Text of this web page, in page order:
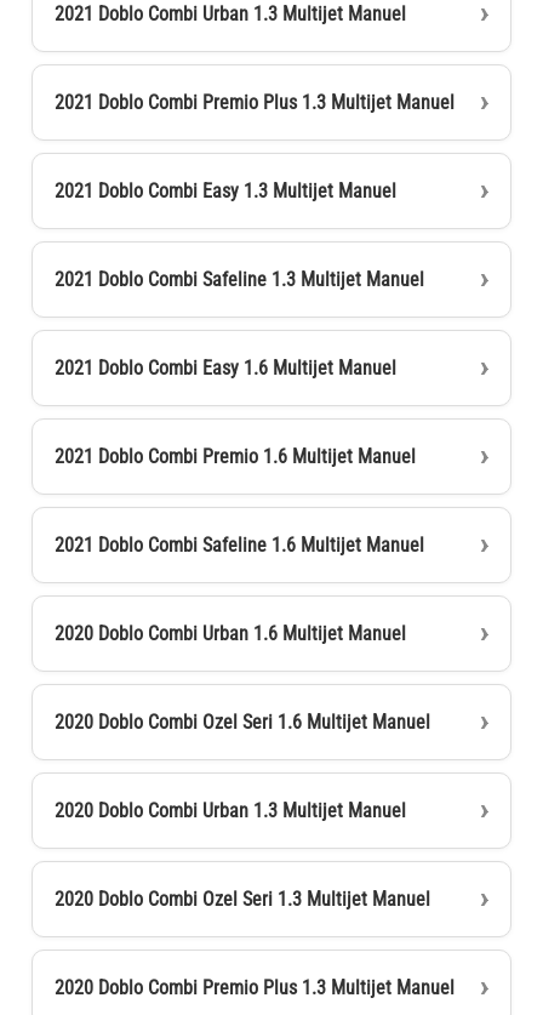
2021 Doblo Combi Urban 1.3 Multijet Manuel
2021 Doblo Combi Premio Plus 1.3 Multijet Manuel
2021 Doblo Combi Easy 1.3 Multijet Manuel
2021 Doblo Combi Safeline 1.3 Multijet Manuel
2021 Doblo Combi Easy 1.6 Multijet Manuel
2021 Doblo Combi Premio 1.6 Multijet Manuel
2021 Doblo Combi Safeline 1.6 Multijet Manuel
2020 Doblo Combi Urban 1.6 Multijet Manuel
2020 Doblo Combi Ozel Seri 1.6 Multijet Manuel
2020 Doblo Combi Urban 1.3 Multijet Manuel
2020 Doblo Combi Ozel Seri 1.3 Multijet Manuel
2020 Doblo Combi Premio Plus 1.3 Multijet Manuel